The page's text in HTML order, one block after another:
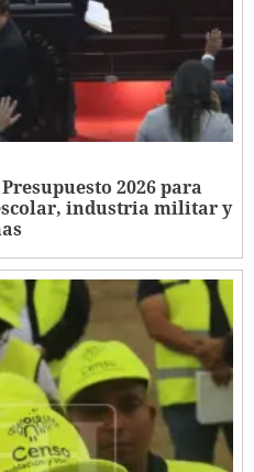
2026 para
industria militar y